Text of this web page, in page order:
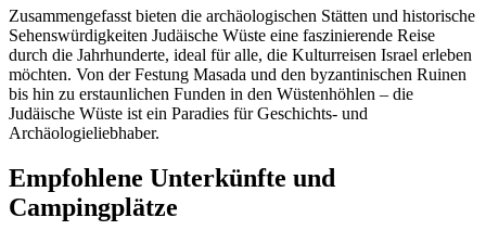
Zusammengefasst bieten die archäologischen Stätten und historische
Sehenswürdigkeiten Judäische Wüste eine faszinierende Reise
durch die Jahrhunderte, ideal für alle, die Kulturreisen Israel erleben
möchten. Von der Festung Masada und den byzantinischen Ruinen
bis hin zu erstaunlichen Funden in den Wüstenhöhlen – die
Judäische Wüste ist ein Paradies für Geschichts- und
Archäologieliebhaber.
Empfohlene Unterkünfte und
Campingplätze